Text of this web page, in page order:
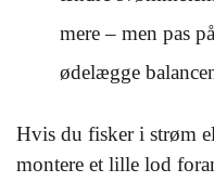
mere – men pas
ødelægge
Hvis du fisker i strøm
montere et lille lod